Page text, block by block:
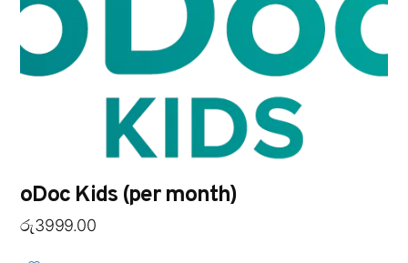
oDoc Kids (per month)
රු3999.00